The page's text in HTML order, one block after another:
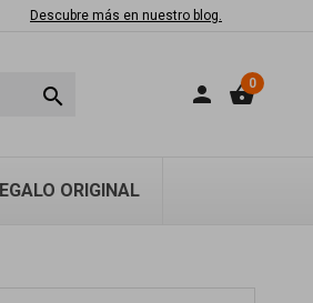
Descubre más en nuestro blog.
 person shopping_basket0
ORIGINAL